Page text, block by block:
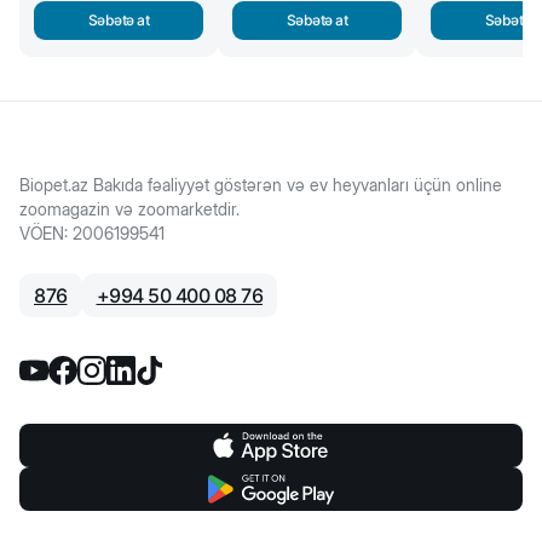
Səbətə at Səbətə at Səbətə
Biopet.az Bakıda fəaliyyət göstərən və ev heyvanları üçün online
zoomagazin və zoomarketdir.
VÖEN: 2006199541
876 +994 50 400 08 76